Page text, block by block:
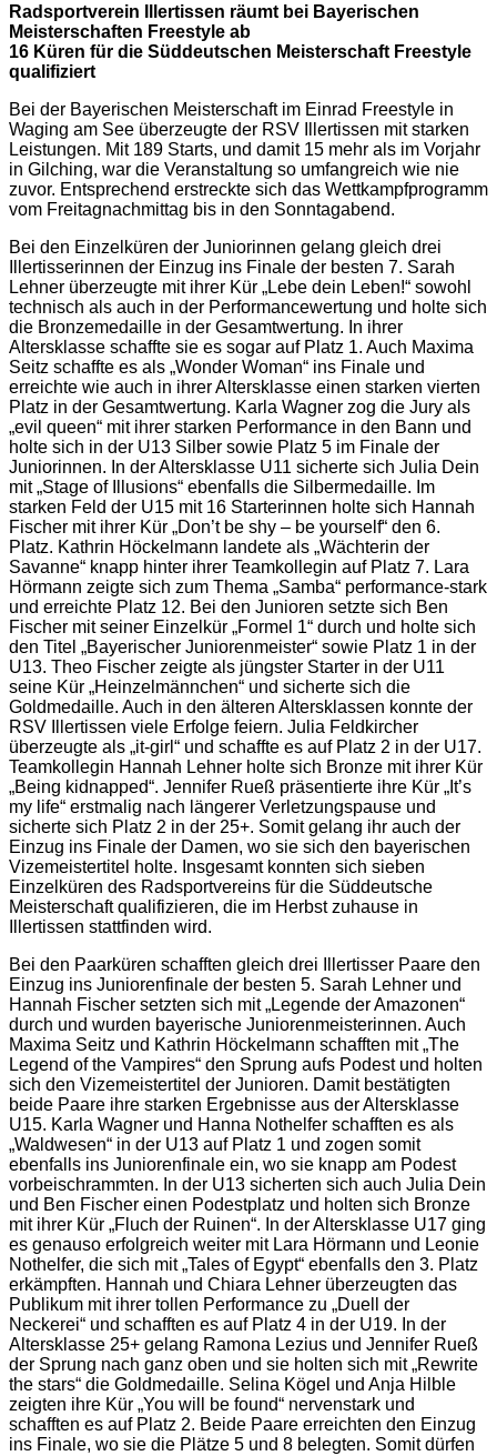
Radsportverein Illertissen räumt bei Bayerischen
Meisterschaften Freestyle ab
16 Küren für die Süddeutschen Meisterschaft Freestyle
qualifiziert
Bei der Bayerischen Meisterschaft im Einrad Freestyle in
Waging am See überzeugte der RSV Illertissen mit starken
Leistungen. Mit 189 Starts, und damit 15 mehr als im Vorjahr
in Gilching, war die Veranstaltung so umfangreich wie nie
zuvor. Entsprechend erstreckte sich das Wettkampfprogramm
vom Freitagnachmittag bis in den Sonntagabend.
Bei den Einzelküren der Juniorinnen gelang gleich drei
Illertisserinnen der Einzug ins Finale der besten 7. Sarah
Lehner überzeugte mit ihrer Kür „Lebe dein Leben!“ sowohl
technisch als auch in der Performancewertung und holte sich
die Bronzemedaille in der Gesamtwertung. In ihrer
Altersklasse schaffte sie es sogar auf Platz 1. Auch Maxima
Seitz schaffte es als „Wonder Woman“ ins Finale und
erreichte wie auch in ihrer Altersklasse einen starken vierten
Platz in der Gesamtwertung. Karla Wagner zog die Jury als
„evil queen“ mit ihrer starken Performance in den Bann und
holte sich in der U13 Silber sowie Platz 5 im Finale der
Juniorinnen. In der Altersklasse U11 sicherte sich Julia Dein
mit „Stage of Illusions“ ebenfalls die Silbermedaille. Im
starken Feld der U15 mit 16 Starterinnen holte sich Hannah
Fischer mit ihrer Kür „Don’t be shy – be yourself“ den 6.
Platz. Kathrin Höckelmann landete als „Wächterin der
Savanne“ knapp hinter ihrer Teamkollegin auf Platz 7. Lara
Hörmann zeigte sich zum Thema „Samba“ performance-stark
und erreichte Platz 12. Bei den Junioren setzte sich Ben
Fischer mit seiner Einzelkür „Formel 1“ durch und holte sich
den Titel „Bayerischer Juniorenmeister“ sowie Platz 1 in der
U13. Theo Fischer zeigte als jüngster Starter in der U11
seine Kür „Heinzelmännchen“ und sicherte sich die
Goldmedaille. Auch in den älteren Altersklassen konnte der
RSV Illertissen viele Erfolge feiern. Julia Feldkircher
überzeugte als „it-girl“ und schaffte es auf Platz 2 in der U17.
Teamkollegin Hannah Lehner holte sich Bronze mit ihrer Kür
„Being kidnapped“. Jennifer Rueß präsentierte ihre Kür „It’s
my life“ erstmalig nach längerer Verletzungspause und
sicherte sich Platz 2 in der 25+. Somit gelang ihr auch der
Einzug ins Finale der Damen, wo sie sich den bayerischen
Vizemeistertitel holte. Insgesamt konnten sich sieben
Einzelküren des Radsportvereins für die Süddeutsche
Meisterschaft qualifizieren, die im Herbst zuhause in
Illertissen stattfinden wird.
Bei den Paarküren schafften gleich drei Illertisser Paare den
Einzug ins Juniorenfinale der besten 5. Sarah Lehner und
Hannah Fischer setzten sich mit „Legende der Amazonen“
durch und wurden bayerische Juniorenmeisterinnen. Auch
Maxima Seitz und Kathrin Höckelmann schafften mit „The
Legend of the Vampires“ den Sprung aufs Podest und holten
sich den Vizemeistertitel der Junioren. Damit bestätigten
beide Paare ihre starken Ergebnisse aus der Altersklasse
U15. Karla Wagner und Hanna Nothelfer schafften es als
„Waldwesen“ in der U13 auf Platz 1 und zogen somit
ebenfalls ins Juniorenfinale ein, wo sie knapp am Podest
vorbeischrammten. In der U13 sicherten sich auch Julia Dein
und Ben Fischer einen Podestplatz und holten sich Bronze
mit ihrer Kür „Fluch der Ruinen“. In der Altersklasse U17 ging
es genauso erfolgreich weiter mit Lara Hörmann und Leonie
Nothelfer, die sich mit „Tales of Egypt“ ebenfalls den 3. Platz
erkämpften. Hannah und Chiara Lehner überzeugten das
Publikum mit ihrer tollen Performance zu „Duell der
Neckerei“ und schafften es auf Platz 4 in der U19. In der
Altersklasse 25+ gelang Ramona Lezius und Jennifer Rueß
der Sprung nach ganz oben und sie holten sich mit „Rewrite
the stars“ die Goldmedaille. Selina Kögel und Anja Hilble
zeigten ihre Kür „You will be found“ nervenstark und
schafften es auf Platz 2. Beide Paare erreichten den Einzug
ins Finale, wo sie die Plätze 5 und 8 belegten. Somit dürfen